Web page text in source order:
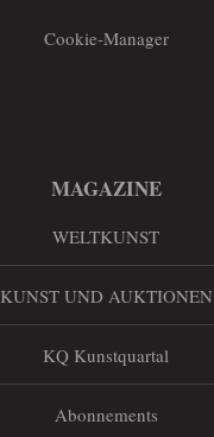
Cookie-Manager
MAGAZINE
WELTKUNST
KUNST UND AUKTIONEN
KQ Kunstquartal
Abonnements